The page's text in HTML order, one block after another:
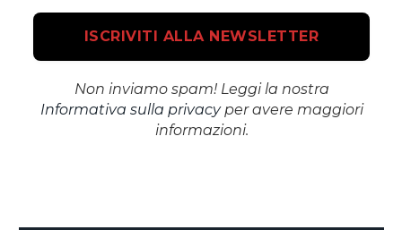
Non inviamo spam! Leggi la nostra
Informativa sulla privacyper avere maggiori
informazioni.